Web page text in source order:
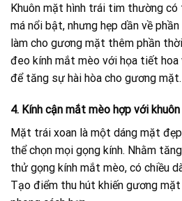
Khuôn mặt hình trái tim thường có
má nổi bật, nhưng hẹp dần về
làm cho gương mặt thêm phần
đeo kính mắt mèo với họa tiết hoa
để tăng sự hài hòa cho gương mặt.
4. Kính cận mắt mèo hợp với
Mặt trái xoan là một dáng mặt
thể chọn mọi gọng kính. Nhằm
thử gọng kính mắt mèo, có chiều
Tạo điểm thu hút khiến gương mặt